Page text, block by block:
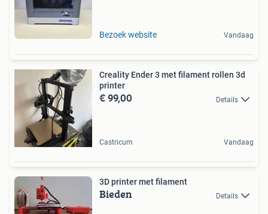
Bezoek website Vandaag
Creality Ender 3 met filament rollen 3d
printer
€ 99,00 Details
Castricum Vandaag
3D printer met filament
Bieden Details